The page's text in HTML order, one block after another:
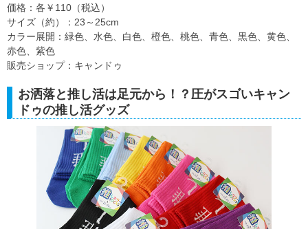
価格：各￥110（税込）
サイズ（約）：23～25cm
カラー展開：緑色、水色、白色、橙色、桃色、青色、黒色、黄色、
赤色、紫色
販売ショップ：キャンドゥ
お洒落と推し活は足元から！？圧がスゴいキャン
ドゥの推し活グッズ